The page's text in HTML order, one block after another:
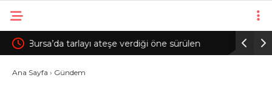
Çorum’da Para ve Deaf Türkiye Şampiyonası
başladı
AK
Ana Sayfa › Gündem